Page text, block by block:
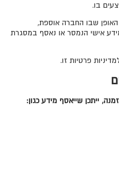
בו.
האופן שבו החברה אוספת,
אישי הנמסר או נאסף במסגרת
פרטיות זו.
ייתכן שייאסף מידע כגון: